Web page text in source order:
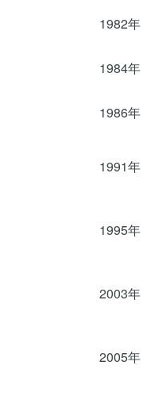
1982年
1984年
1986年
1991年
1995年
2003年
2005年